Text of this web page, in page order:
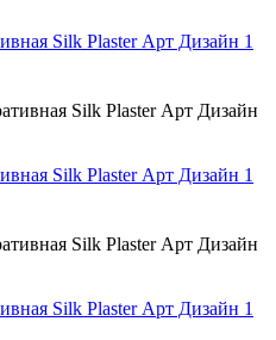
Silk Plaster Арт Дизайн 1
Silk Plaster Арт Дизайн 1
Silk Plaster Арт Дизайн 1